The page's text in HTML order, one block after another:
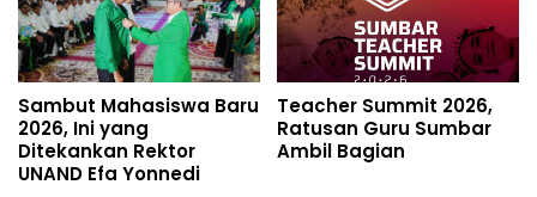
Sambut Mahasiswa Baru
2026, Ini yang
Ditekankan Rektor
UNAND Efa Yonnedi
Teacher Summit 2026,
Ratusan Guru Sumbar
Ambil Bagian